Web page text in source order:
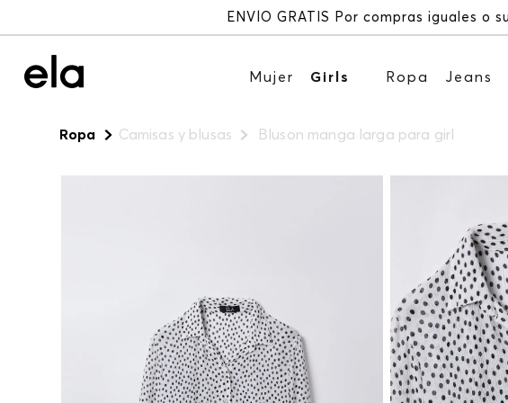
Mujer Girls Ropa Jeans
Ropa Camisas y blusas Bluson manga larga para girl